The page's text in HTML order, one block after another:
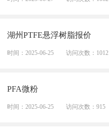
湖州PTFE悬浮树脂报价
时间：2025-06-25 访问次数：1012
PFA微粉
时间：2025-06-25 访问次数：915